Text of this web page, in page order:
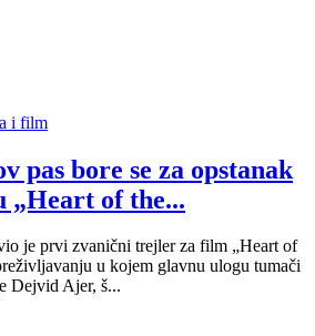
i film
pas bore se za opstanak
„Heart of the...
je prvi zvanični trejler za film „Heart of
u kojem glavnu ulogu tumači
Dejvid Ajer, š...